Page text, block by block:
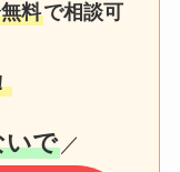
料で相談可
いで／